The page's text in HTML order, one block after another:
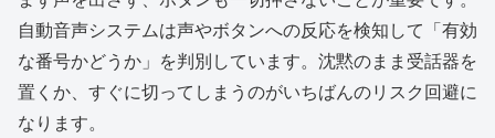
自動音声システムは声やボタンへの反応を検知して「有効
な番号かどうか」を判別しています。沈黙のまま受話器を
置くか、すぐに切ってしまうのがいちばんのリスク回避に
なります。